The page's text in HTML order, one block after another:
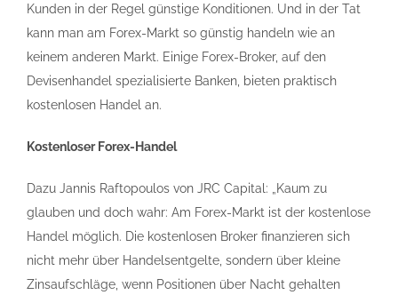
Kunden in der Regel günstige Konditionen. Und in der Tat
kann man am Forex-Markt so günstig handeln wie an
keinem anderen Markt. Einige Forex-Broker, auf den
Devisenhandel spezialisierte Banken, bieten praktisch
kostenlosen Handel an.
Kostenloser Forex-Handel
Dazu Jannis Raftopoulos von JRC Capital: „Kaum zu
glauben und doch wahr: Am Forex-Markt ist der kostenlose
Handel möglich. Die kostenlosen Broker finanzieren sich
nicht mehr über Handelsentgelte, sondern über kleine
Zinsaufschläge, wenn Positionen über Nacht gehalten